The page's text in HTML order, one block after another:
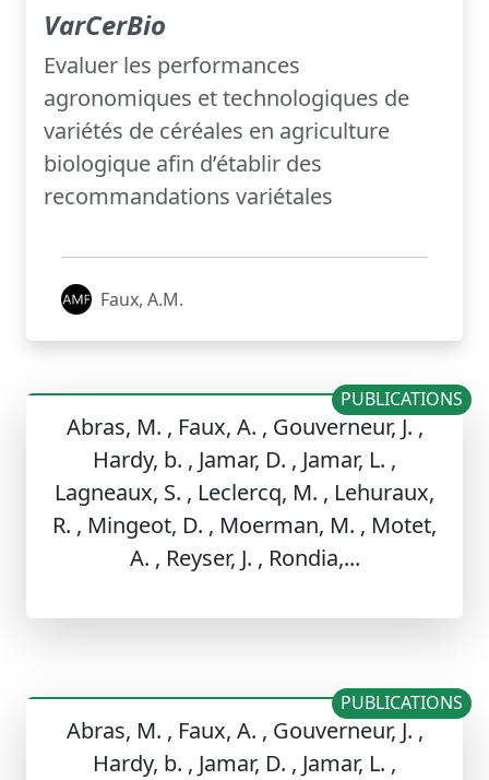
VarCerBio
Evaluer les performances
agronomiques et technologiques de
variétés de céréales en agriculture
biologique afin d’établir des
recommandations variétales
Faux, A.M.
Abras, M. , Faux, A. , Gouverneur, J. ,
Hardy, b. , Jamar, D. , Jamar, L. ,
Lagneaux, S. , Leclercq, M. , Lehuraux,
R. , Mingeot, D. , Moerman, M. , Motet,
A. , Reyser, J. , Rondia,...
PUBLICATIONS
Abras, M. , Faux, A. , Gouverneur, J. ,
Hardy, b. , Jamar, D. , Jamar, L. ,
PUBLICATIONS